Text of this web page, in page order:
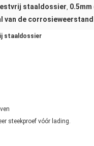
staaldossier,
van de
staaldossier
steekproef vóór lading.